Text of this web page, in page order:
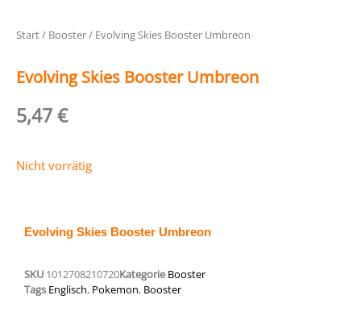
Start/ Booster/ Evolving Skies Booster Umbreon
Evolving Skies Booster Umbreon
5,47€
Nicht vorrätig
Evolving Skies Booster Umbreon
SKU 1012708210720Kategorie Booster
Tags Englisch, Pokemon, Booster